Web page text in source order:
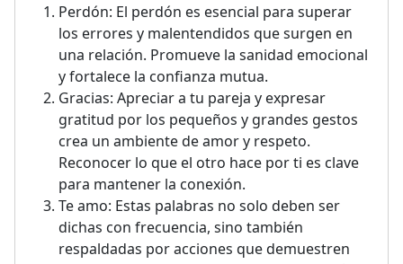
Perdón: El perdón es esencial para superar
los errores y malentendidos que surgen en
una relación. Promueve la sanidad emocional
y fortalece la confianza mutua.
Gracias: Apreciar a tu pareja y expresar
gratitud por los pequeños y grandes gestos
crea un ambiente de amor y respeto.
Reconocer lo que el otro hace por ti es clave
para mantener la conexión.
Te amo: Estas palabras no solo deben ser
dichas con frecuencia, sino también
respaldadas por acciones que demuestren